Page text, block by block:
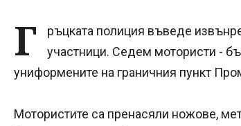
Г
ръцката полиция въведе
участници. Седем мотористи -
униформените на граничния пункт
Мотористите са пренасяли ножове,